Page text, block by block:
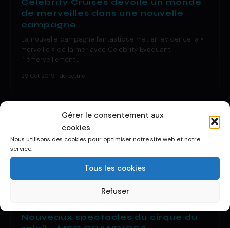
Gérer le consentement aux
cookies
Nous utilisons des cookies pour optimiser notre site web et notre
service.
Tous les cookies
Refuser
de merveilles dans une nouvelle
campagne
La nouvelle campagne fantastique met en évidence la «
merveille » de la mer avec Celebrity Evoquant
l’ émerveillement…
29 Oct 2019 1 de lecture
Nouveaux spectacles du cirque du